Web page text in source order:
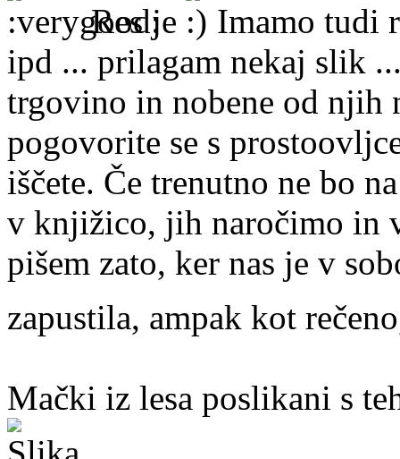
Res je
Imamo tudi
ipd ... prilagam nekaj slik
trgovino in nobene od njih
pogovorite se s
iščete. Če trenutno ne bo
v knjižico, jih naročimo in
pišem zato, ker nas je v
zapustila, ampak kot
Mački iz lesa poslikani s